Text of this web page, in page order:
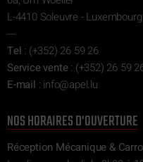
L-4410 Soleuvre - Luxembourg
---
Tel : (+352) 26 59 26
Service vente: (+352) 26 59
E-mail : ul.l
epa@of
ni
NOS HORAIRES D'OUVERTURE
Réception Mécanique &